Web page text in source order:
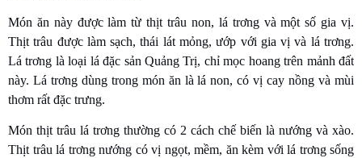
Món ăn này được làm từ thịt trâu non, lá trơng và một số gia vị.
Thịt trâu được làm sạch, thái lát mỏng, ướp với gia vị và lá trơng.
Lá trơng là loại lá đặc sản Quảng Trị, chỉ mọc hoang trên mảnh đất
này. Lá trơng dùng trong món ăn là lá non, có vị cay nồng và mùi
thơm rất đặc trưng.
Món thịt trâu lá trơng thường có 2 cách chế biến là nướng và xào.
Thịt trâu lá trơng nướng có vị ngọt, mềm, ăn kèm với lá trơng sống